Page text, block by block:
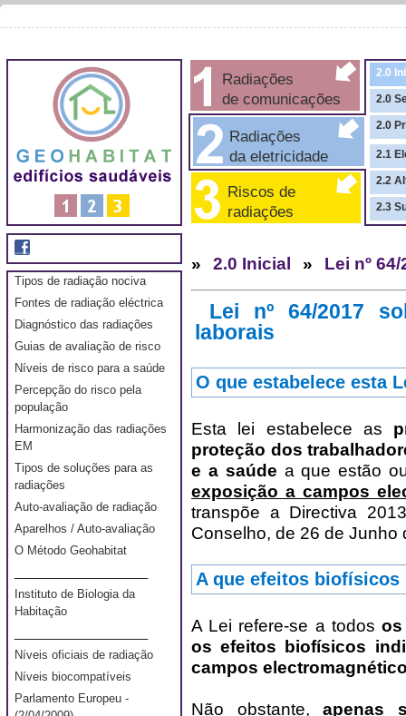
Radiações
de comunicações
Radiações
da eletricidade
Riscos de
radiações
2.0
2.0
2.0
2.1
2.2
2.3
Tipos de radiação nociva
Fontes de radiação eléctrica
Diagnóstico das radiações
Guias de avaliação de risco
Níveis de risco para a saúde
Percepção do risco pela
população
Harmonização das radiações
EM
Tipos de soluções para as
radiações
Auto-avaliação de radiação
Aparelhos / Auto-avaliação
O Método Geohabitat
Instituto de Biologia da
Habitação
Níveis oficiais de radiação
Níveis biocompatíveis
Parlamento Europeu -
» 2.0 Inicial » Lei nº 64/
Lei nº 64/2017
laborais
O que estabelece esta
Esta lei estabelece as
proteção dos
e a saúde a que estão
exposição a campos
transpõe a Directiva
Conselho, de 26 de Junho
A que efeitos biofísicos
A Lei refere-se a todos os
os efeitos biofísicos
campos
Não obstante, apenas